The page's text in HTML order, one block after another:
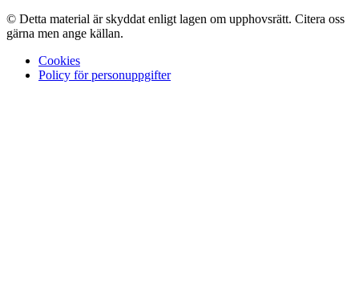
© Detta material är skyddat enligt lagen om upphovsrätt. Citera oss
gärna men ange källan.
Cookies
Policy för personuppgifter